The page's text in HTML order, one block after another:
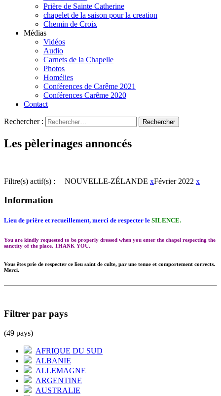
Prière de Sainte Catherine
chapelet de la saison pour la creation
Chemin de Croix
Médias
Vidéos
Audio
Carnets de la Chapelle
Photos
Homélies
Conférences de Carême 2021
Conférences Carême 2020
Contact
Rechercher :
Les pèlerinages annoncés
Filtre(s) actif(s) : NOUVELLE-ZÉLANDE xFévrier 2022 x
Information
Lieu de prière et recueillement, merci de respecter le SILENCE.
You are kindly requested to be properly dressed when you enter the chapel respecting the
sanctity of the place. THANK YOU.
Vous êtes prie de respecter ce lieu saint de culte, par une tenue et comportement corrects.
Merci.
Filtrer par pays
(49 pays)
AFRIQUE DU SUD
ALBANIE
ALLEMAGNE
ARGENTINE
AUSTRALIE